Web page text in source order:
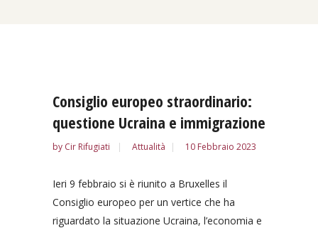
Consiglio europeo straordinario:
questione Ucraina e immigrazione
by Cir Rifugiati Attualità 10 Febbraio 2023
Ieri 9 febbraio si è riunito a Bruxelles il
Consiglio europeo per un vertice che ha
riguardato la situazione Ucraina, l’economia e